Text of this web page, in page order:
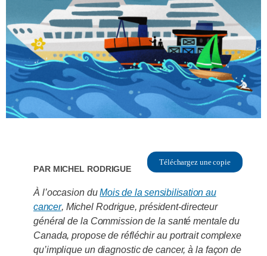
Par Michel Rodrigue Téléchargez une copie
À l’occasion duMois de la sensibilisation au
cancer, Michel Rodrigue, président-directeur
général de la Commission de la santé mentale du
Canada, propose de réfléchir au portrait complexe
qu’implique un diagnostic de cancer, à la façon de